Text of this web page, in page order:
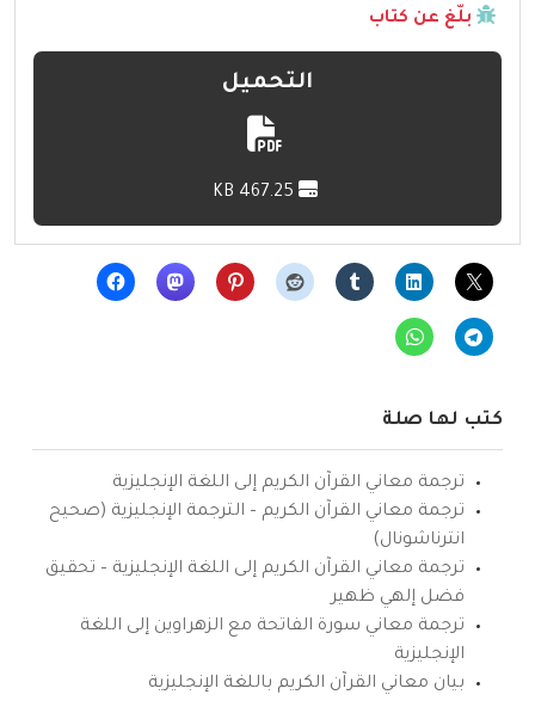
بلّغ عن كتاب
التحميل
كتب لها صلة
ترجمة معاني القرآن الكريم إلى اللغة الإنجليزية
ترجمة معاني القرآن الكريم – الترجمة الإنجليزية (صحيح
انترناشونال)
ترجمة معاني القرآن الكريم إلى اللغة الإنجليزية – تحقيق
فضل إلهي ظهير
ترجمة معاني سورة الفاتحة مع الزهراوين إلى اللغة
الإنجليزية
بيان معاني القرآن الكريم باللغة الإنجليزية